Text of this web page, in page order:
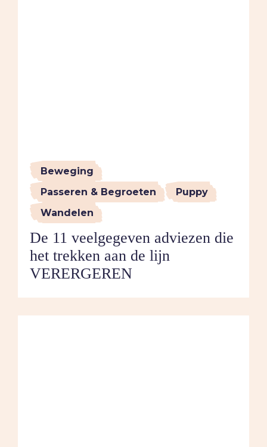
Beweging
Passeren & Begroeten
Puppy
Wandelen
De 11 veelgegeven adviezen die
het trekken aan de lijn
VERERGEREN